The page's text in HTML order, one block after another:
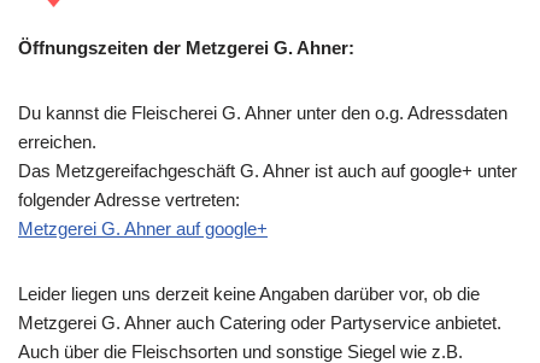
Öffnungszeiten der Metzgerei G. Ahner:
Du kannst die Fleischerei G. Ahner unter den o.g. Adressdaten
erreichen.
Das Metzgereifachgeschäft G. Ahner ist auch auf google+ unter
folgender Adresse vertreten:
Metzgerei G. Ahner auf google+
Leider liegen uns derzeit keine Angaben darüber vor, ob die
Metzgerei G. Ahner auch Catering oder Partyservice anbietet.
Auch über die Fleischsorten und sonstige Siegel wie z.B.